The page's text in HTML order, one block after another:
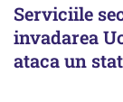
Serviciile
invadarea
ataca un